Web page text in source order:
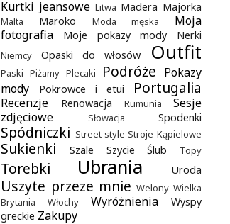
Kurtki jeansowe Litwa Madera Majorka
Malta Maroko Moda męska
Moja
fotografia
Moje pokazy mody Nerki
Niemcy Opaski do włosów Outfit
Paski Piżamy Plecaki Podróże Pokazy
mody
Pokrowce i etui Portugalia
Recenzje Renowacja Rumunia
Sesje
zdjęciowe
Słowacja Spodenki
Spódniczki Street style Stroje Kąpielowe
Sukienki Szale Szycie Ślub Topy
Torebki Ubrania Uroda
Uszyte przeze mnie Welony Wielka
Brytania
Włochy Wyróżnienia
Wyspy
greckie Zakupy